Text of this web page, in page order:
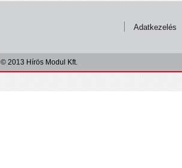
Adatkezelés
© 2013 Hírös Modul Kft.